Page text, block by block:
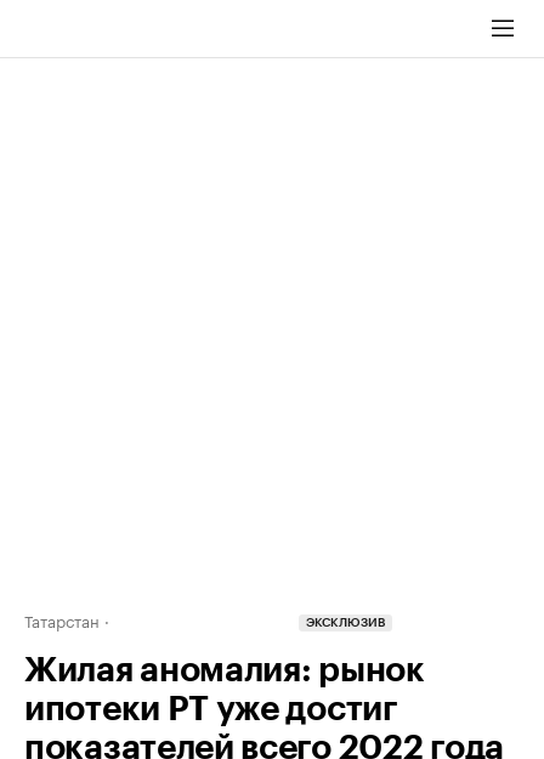
Татарстан ЭКСКЛЮЗИВ
Жилая аномалия: рынок
ипотеки РТ уже достиг
показателей всего 2022 года